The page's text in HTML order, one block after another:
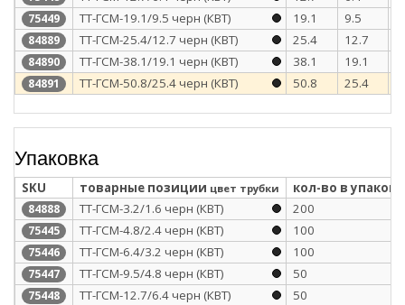
75449 ТТ-ГСМ-19.1/9.5 черн (КВТ) 19.1 9.5
84889 ТТ-ГСМ-25.4/12.7 черн (КВТ) 25.4 12.7
84890 ТТ-ГСМ-38.1/19.1 черн (КВТ) 38.1 19.1
84891 ТТ-ГСМ-50.8/25.4 черн (КВТ) 50.8 25.4
Упаковка
SKU товарные позиции цвет трубки кол-во в
84888 ТТ-ГСМ-3.2/1.6 черн (КВТ) 200
75445 ТТ-ГСМ-4.8/2.4 черн (КВТ) 100
75446 ТТ-ГСМ-6.4/3.2 черн (КВТ) 100
75447 ТТ-ГСМ-9.5/4.8 черн (КВТ) 50
75448 ТТ-ГСМ-12.7/6.4 черн (КВТ) 50